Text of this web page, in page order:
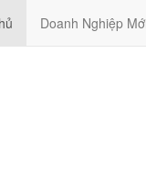
Doanh Nghiệp